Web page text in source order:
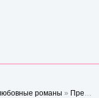
романы » Прелестная северянка